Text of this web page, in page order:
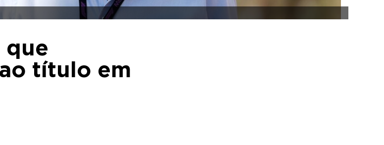
que
título em